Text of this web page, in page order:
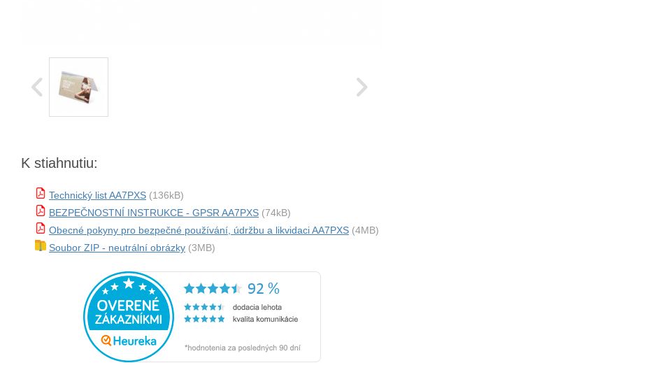
K stiahnutiu:
Technický list AA7PXS (136kB)
BEZPEČNOSTNÍ INSTRUKCE - GPSR AA7PXS (74kB)
Obecné pokyny pro bezpečné používání, údržbu a likvidaci AA7PXS (4MB)
Soubor ZIP - neutrální obrázky (3MB)